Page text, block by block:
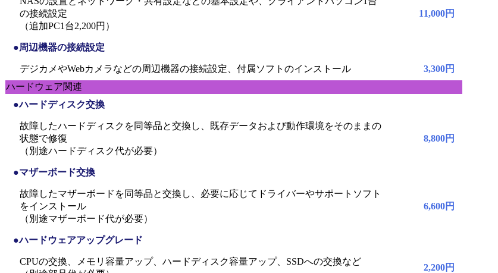
の接続設定
（追加PC1台2,200円）
11,000円
●周辺機器の接続設定
デジカメやWebカメラなどの周辺機器の接続設定、付属ソフトのインストール
3,300円
ハードウェア関連
●ハードディスク交換
故障したハードディスクを同等品と交換し、既存データおよび動作環境をそのままの
状態で修復
（別途ハードディスク代が必要）
8,800円
●マザーボード交換
故障したマザーボードを同等品と交換し、必要に応じてドライバーやサポートソフト
をインストール
（別途マザーボード代が必要）
6,600円
●ハードウェアアップグレード
CPUの交換、メモリ容量アップ、ハードディスク容量アップ、SSDへの交換など
2,200円